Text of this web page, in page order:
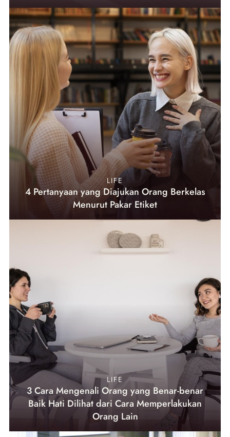
LIFE
4 Pertanyaan yang Diajukan Orang Berkelas
Menurut Pakar Etiket
LIFE
3 Cara Mengenali Orang yang Benar-benar
Baik Hati Dilihat dari Cara Memperlakukan
Orang Lain